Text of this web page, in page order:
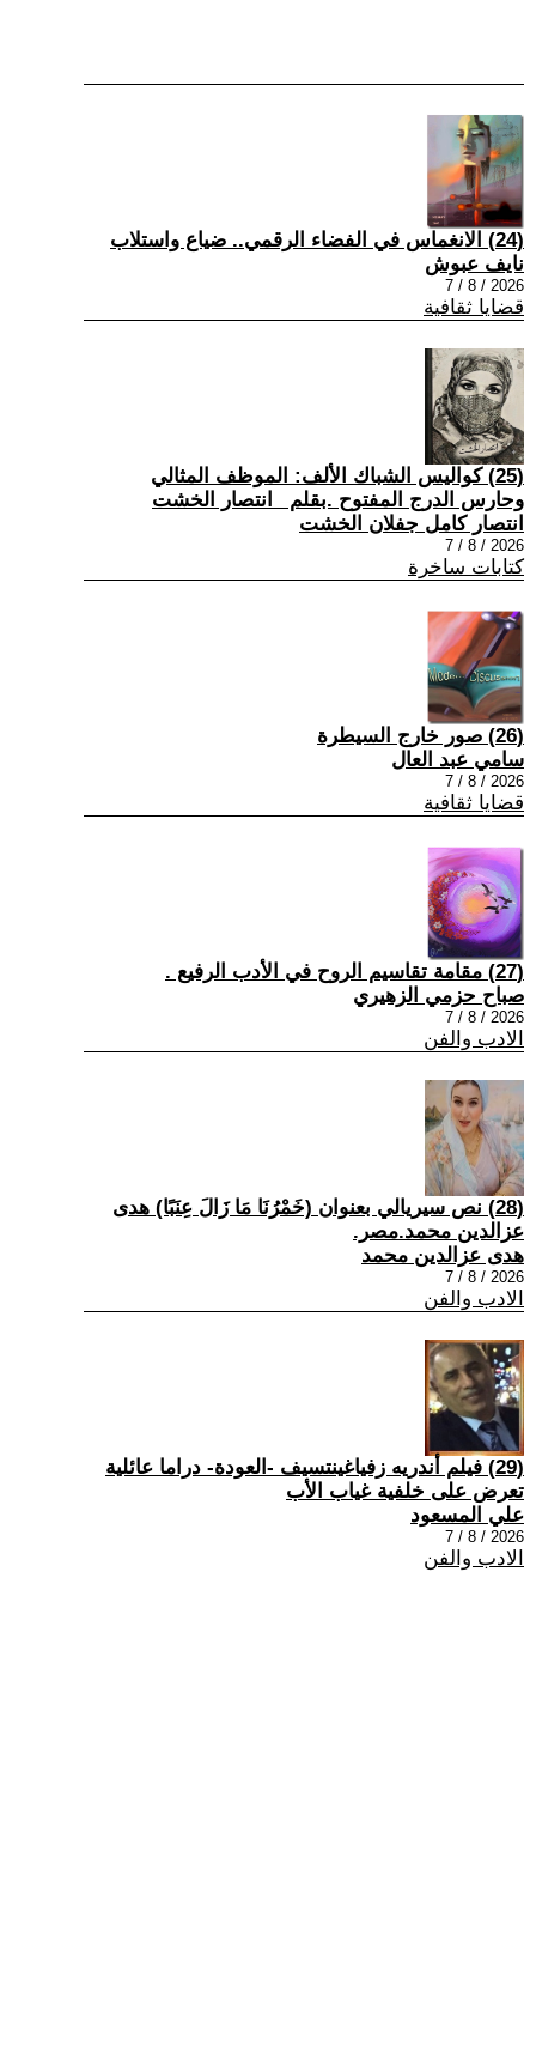
(24) الانغماس في الفضاء الرقمي.. ضياع واستلاب
نايف عبوش
2026 / 8 / 7
قضايا ثقافية
(25) كواليس الشباك الألف: الموظف المثالي
وحارس الدرج المفتوح .بقلم _انتصار الخشت
انتصار كامل جفلان الخشت
2026 / 8 / 7
كتابات ساخرة
(26) صور خارج السيطرة
سامي عبد العال
2026 / 8 / 7
قضايا ثقافية
(27) مقامة تقاسيم الروح في الأدب الرفيع .
صباح حزمي الزهيري
2026 / 8 / 7
الادب والفن
(28) نص سيريالي بعنوان (خَمْرُنَا مَا زَالَ عِنَبًا) هدى
عزالدين محمد.مصر.
هدى عزالدين محمد
2026 / 8 / 7
الادب والفن
(29) فيلم أندريه زفياغينتسيف -العودة- دراما عائلية
تعرض على خلفية غياب الأب
علي المسعود
2026 / 8 / 7
الادب والفن